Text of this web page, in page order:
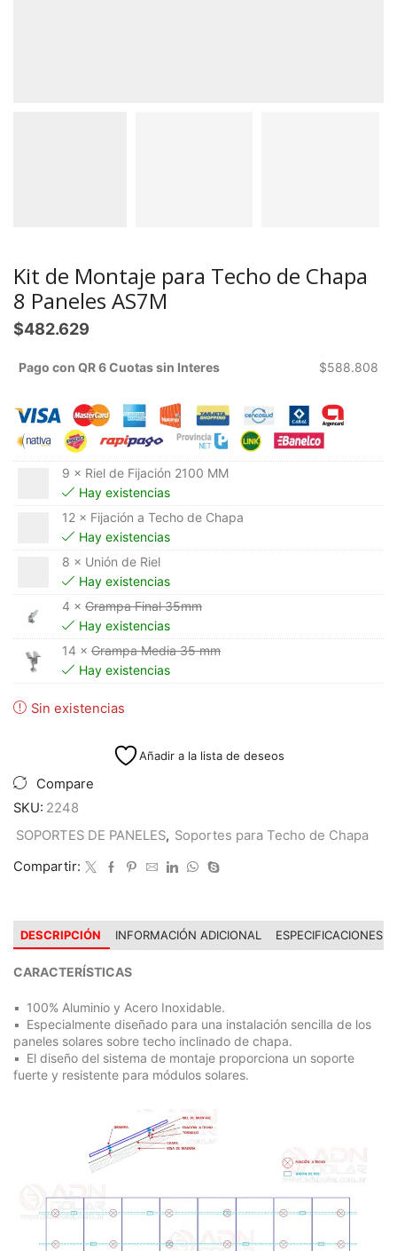
Kit de Montaje para Techo de Chapa
8 Paneles AS7M
$482.629
Pago con QR 6 Cuotas sin Interes $588.808
9 × Riel de Fijación 2100 MM
Hay existencias
12 × Fijación a Techo de Chapa
Hay existencias
8 × Unión de Riel
Hay existencias
4 × Grampa Final 35mm
Hay existencias
14 × Grampa Media 35 mm
Hay existencias
Sin existencias
Añadir a la lista de deseos
Compare
SKU: 2248
SOPORTES DE PANELES, Soportes para Techo de Chapa
Compartir:
DESCRIPCIÓN INFORMACIÓN ADICIONAL ESPECIFICACIONES
CARACTERÍSTICAS
100% Aluminio y Acero Inoxidable.
Especialmente diseñado para una instalación sencilla de los
paneles solares sobre techo inclinado de chapa.
El diseño del sistema de montaje proporciona un soporte
fuerte y resistente para módulos solares.